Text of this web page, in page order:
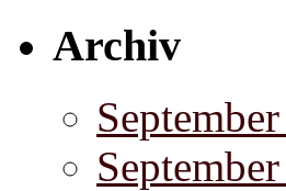
Archiv